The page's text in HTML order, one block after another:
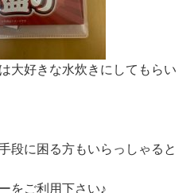
大好きな水炊きにしてもらい
段に困る方もいらっしゃると
をご利用下さい♪